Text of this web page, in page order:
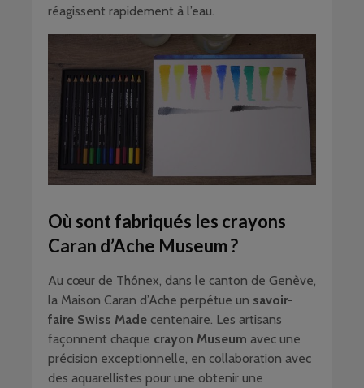
réagissent rapidement à l’eau.
Où sont fabriqués les crayons
Caran d’Ache Museum ?
Au cœur de Thônex, dans le canton de Genève,
la Maison Caran d’Ache perpétue un savoir-
faire Swiss Made centenaire. Les artisans
façonnent chaque crayon Museum avec une
précision exceptionnelle, en collaboration avec
des aquarellistes pour une obtenir une